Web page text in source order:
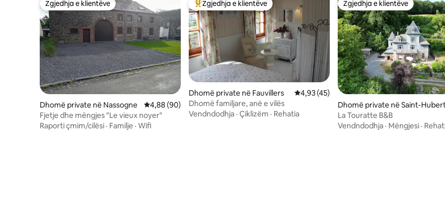
Zgjedhja e klientëve
Zgjedhja e klientëve
Dhomë private në Nassogne Vlerësimi mesatar 4,88 nga 5, 90 vlerësime
4,88 (90)
Fjetje dhe mëngjes "Le vieux noyer"
Raporti çmim/cilësi · Familje · Wifi
Më të mirat e zgjedhjeve të klientëve
Zgjedhja e klientëve
Dhomë private në Fauvillers Vlerësimi mesatar 4,93 nga 5, 45 vlerësime
4,93 (45)
Dhomë familjare, anë e vilës
Vendndodhja · Çiklizëm · Rehatia
Zgjedhja e klientëve
Zgjedhja e klientëve
Dhomë private në Saint-
La Touratte B&B
Vendndodhja · Mëngjesi ·